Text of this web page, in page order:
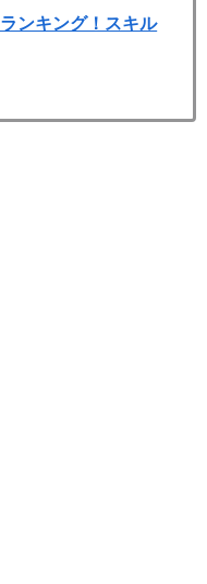
ンキング！スキル